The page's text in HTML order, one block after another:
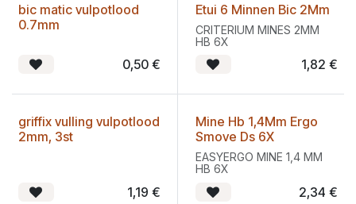
bic matic vulpotlood
0.7mm
0,50€
Etui 6 Minnen Bic 2Mm
CRITERIUM MINES 2MM
HB 6X
1,82 €
griffix vulling vulpotlood
2mm, 3st
1,19 €
Mine Hb 1,4Mm Ergo
Smove Ds 6X
EASYERGO MINE 1,4 MM
HB 6X
2,34 €